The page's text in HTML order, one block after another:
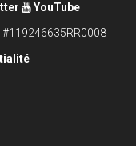
YouTube